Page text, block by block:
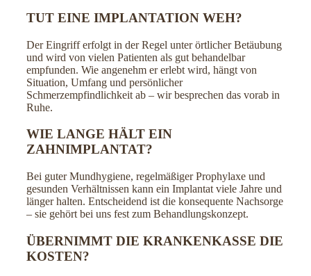
TUT EINE IMPLANTATION WEH?
Der Eingriff erfolgt in der Regel unter örtlicher Betäubung
und wird von vielen Patienten als gut behandelbar
empfunden. Wie angenehm er erlebt wird, hängt von
Situation, Umfang und persönlicher
Schmerzempfindlichkeit ab – wir besprechen das vorab in
Ruhe.
WIE LANGE HÄLT EIN
ZAHNIMPLANTAT?
Bei guter Mundhygiene, regelmäßiger Prophylaxe und
gesunden Verhältnissen kann ein Implantat viele Jahre und
länger halten. Entscheidend ist die konsequente Nachsorge
– sie gehört bei uns fest zum Behandlungskonzept.
ÜBERNIMMT DIE KRANKENKASSE DIE
KOSTEN?